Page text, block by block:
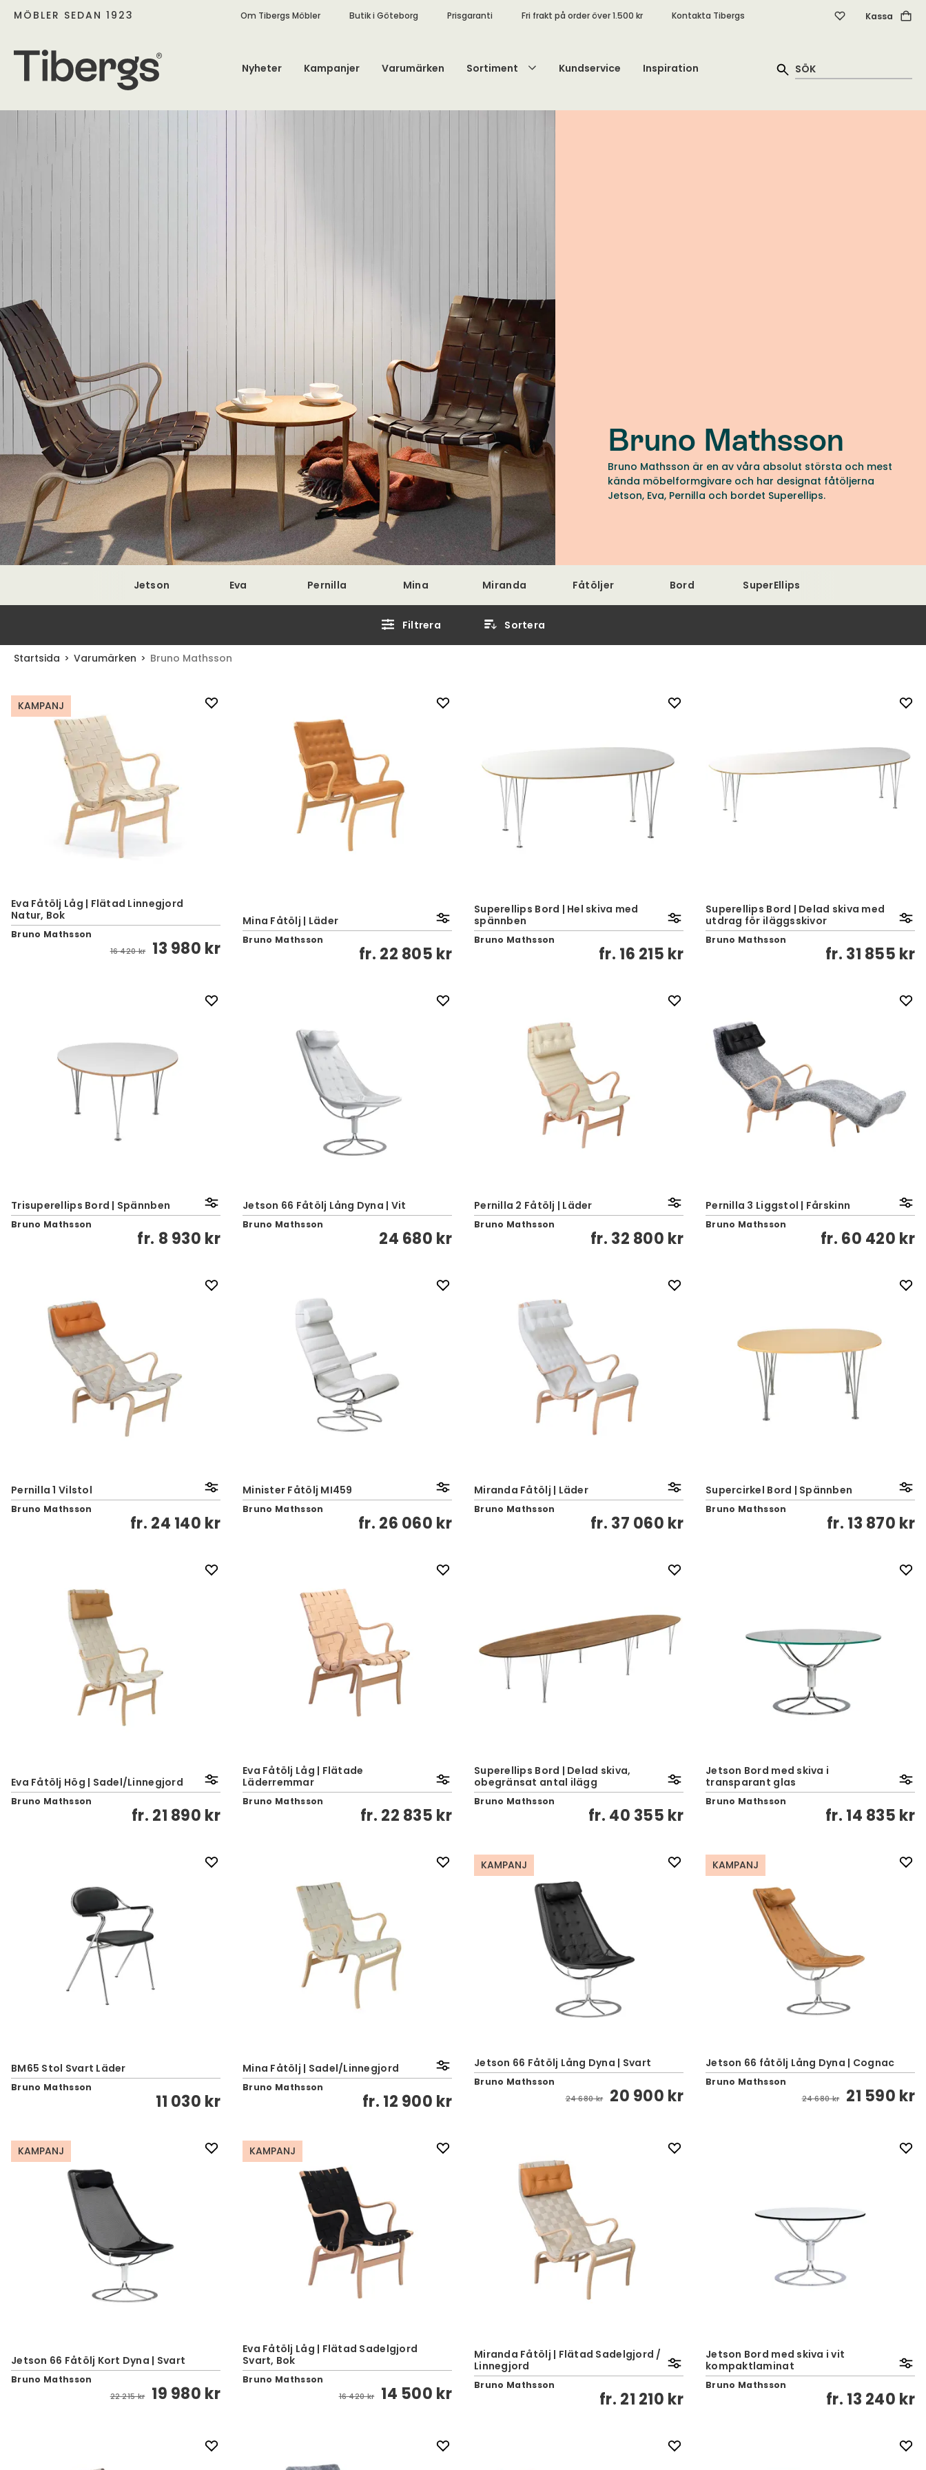
MÖBLER SEDAN 1923 Om Tibergs Möbler Butik i Göteborg Prisgaranti Fri frakt på order över 1.500 kr Kontakta Tibergs Kassa
Nyheter Kampanjer Varumärken Sortiment Kundservice Inspiration
Bruno Mathsson
Bruno Mathsson är en av våra absolut största och mest
kända möbelformgivare och har designat fåtöljerna
Jetson, Eva, Pernilla och bordet Superellips.
Jetson Eva Pernilla Mina Miranda Fåtöljer Bord SuperEllips
Filtrera Sortera
Startsida Varumärken Bruno Mathsson
KAMPANJ
Eva Fåtölj Låg | Flätad Linnegjord
Natur, Bok
Bruno Mathsson
16 420 kr 13 980 kr
Mina Fåtölj | Läder
Bruno Mathsson
fr. 22 805 kr
Superellips Bord | Hel skiva med
spännben
Bruno Mathsson
fr. 16 215 kr
Superellips Bord | Delad skiva med
utdrag för iläggsskivor
Bruno Mathsson
fr. 31 855 kr
Trisuperellips Bord | Spännben
Bruno Mathsson
fr. 8 930 kr
Jetson 66 Fåtölj Lång Dyna | Vit
Bruno Mathsson
24 680 kr
Pernilla 2 Fåtölj | Läder
Bruno Mathsson
fr. 32 800 kr
Pernilla 3 Liggstol | Fårskinn
Bruno Mathsson
fr. 60 420 kr
Pernilla 1 Vilstol
Bruno Mathsson
fr. 24 140 kr
Minister Fåtölj MI459
Bruno Mathsson
fr. 26 060 kr
Miranda Fåtölj | Läder
Bruno Mathsson
fr. 37 060 kr
Supercirkel Bord | Spännben
Bruno Mathsson
fr. 13 870 kr
Eva Fåtölj Hög | Sadel/Linnegjord
Bruno Mathsson
fr. 21 890 kr
Eva Fåtölj Låg | Flätade
Läderremmar
Bruno Mathsson
fr. 22 835 kr
Superellips Bord | Delad skiva,
obegränsat antal ilägg
Bruno Mathsson
fr. 40 355 kr
Jetson Bord med skiva i
transparant glas
Bruno Mathsson
fr. 14 835 kr
BM65 Stol Svart Läder
Bruno Mathsson
11 030 kr
Mina Fåtölj | Sadel/Linnegjord
Bruno Mathsson
fr. 12 900 kr
KAMPANJ
Jetson 66 Fåtölj Lång Dyna | Svart
Bruno Mathsson
24 680 kr 20 900 kr
KAMPANJ
Jetson 66 fåtölj Lång Dyna | Cognac
Bruno Mathsson
24 680 kr 21 590 kr
KAMPANJ
Jetson 66 Fåtölj Kort Dyna | Svart
Bruno Mathsson
22 215 kr 19 980 kr
KAMPANJ
Eva Fåtölj Låg | Flätad Sadelgjord
Svart, Bok
Bruno Mathsson
16 420 kr 14 500 kr
Miranda Fåtölj | Flätad Sadelgjord /
Linnegjord
Bruno Mathsson
fr. 21 210 kr
Jetson Bord med skiva i vit
kompaktlaminat
Bruno Mathsson
fr. 13 240 kr